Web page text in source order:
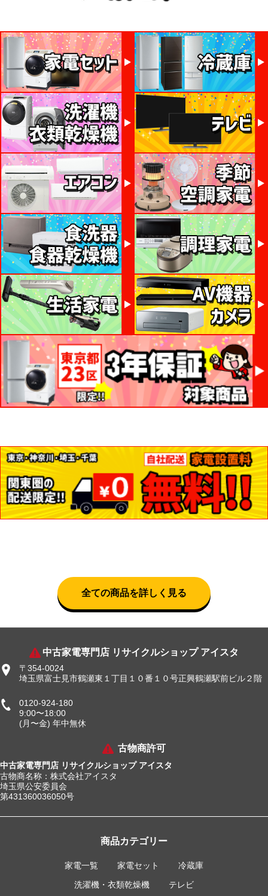
全ての商品を詳しく見る
中古家電専門店 リサイクルショップ アイスタ
〒354-0024
埼玉県富士見市鶴瀬東１丁目１０番１０号正興鶴瀬駅前ビル２階
0120-924-180
9:00〜18:00
(月〜金) 年中無休
古物商許可
中古家電専門店 リサイクルショップ アイスタ
古物商名称：株式会社アイスタ
埼玉県公安委員会
第431360036050号
商品カテゴリー
家電一覧 家電セット
冷蔵庫
洗濯機・衣類乾燥機
テレビ